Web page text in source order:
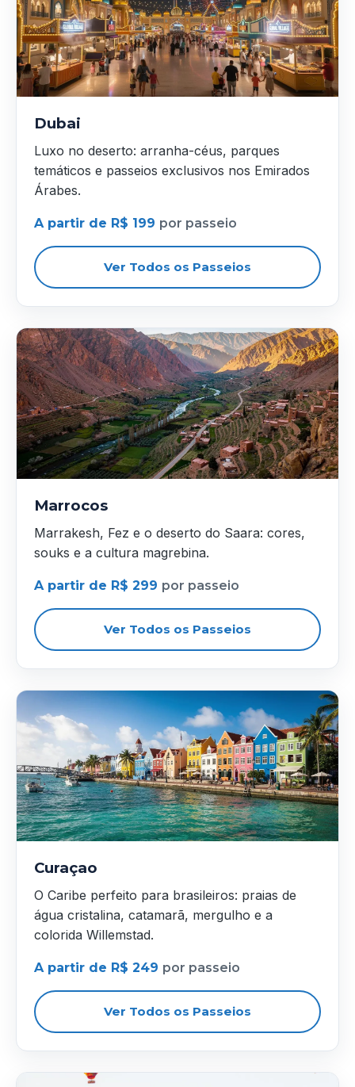
Dubai
Luxo no deserto: arranha-céus, parques
temáticos e passeios exclusivos nos Emirados
Árabes.
A partir de R$ 199 por passeio
Ver Todos os Passeios
Marrocos
Marrakesh, Fez e o deserto do Saara: cores,
souks e a cultura magrebina.
A partir de R$ 299 por passeio
Ver Todos os Passeios
Curaçao
O Caribe perfeito para brasileiros: praias de
água cristalina, catamarã, mergulho e a
colorida Willemstad.
A partir de R$ 249 por passeio
Ver Todos os Passeios